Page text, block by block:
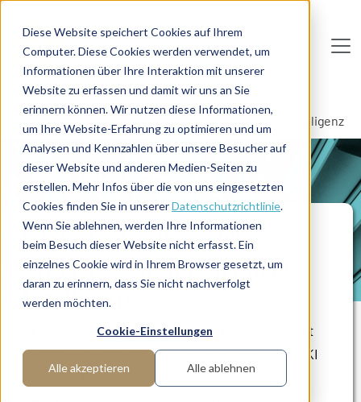
Diese Website speichert Cookies auf Ihrem
Computer. Diese Cookies werden verwendet, um
Informationen über Ihre Interaktion mit unserer
Website zu erfassen und damit wir uns an Sie
erinnern können. Wir nutzen diese Informationen,
um Ihre Website-Erfahrung zu optimieren und um
Analysen und Kennzahlen über unsere Besucher auf
dieser Website und anderen Medien-Seiten zu
erstellen. Mehr Infos über die von uns eingesetzten
Cookies finden Sie in unsererDatenschutzrichtlinie.
Wenn Sie ablehnen, werden Ihre Informationen
beim Besuch dieser Website nicht erfasst. Ein
einzelnes Cookie wird in Ihrem Browser gesetzt, um
daran zu erinnern, dass Sie nicht nachverfolgt
werden möchten.
Cookie-Einstellungen
Alle akzeptieren Alle ablehnen
Deutsc he InterimAG
Home
Prozessmanagement
CNC-Fertigung: Mehr Effizienz durch künstliche Intelligenz
PROJEKTBERICHT
CNC-Fertigung: Mehr
Effizienz durch künstliche
Intelligenz
In Workshop Einsatzfelder für KI identifiziert
Steuerung der CNC-Programmierung dank KI
erheblich vereinfacht